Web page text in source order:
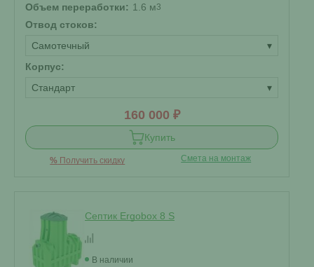
Объем переработки: 1.6 м3
Отвод стоков:
Самотечный
▾
Корпус:
Стандарт
▾
160 000 ₽
Купить
% Получить скидку Смета на монтаж
Септик Ergobox 8 S
В наличии